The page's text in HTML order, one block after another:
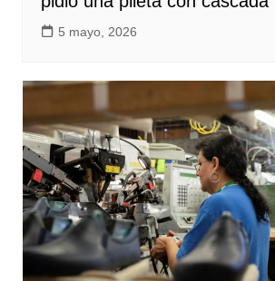
5 mayo, 2026